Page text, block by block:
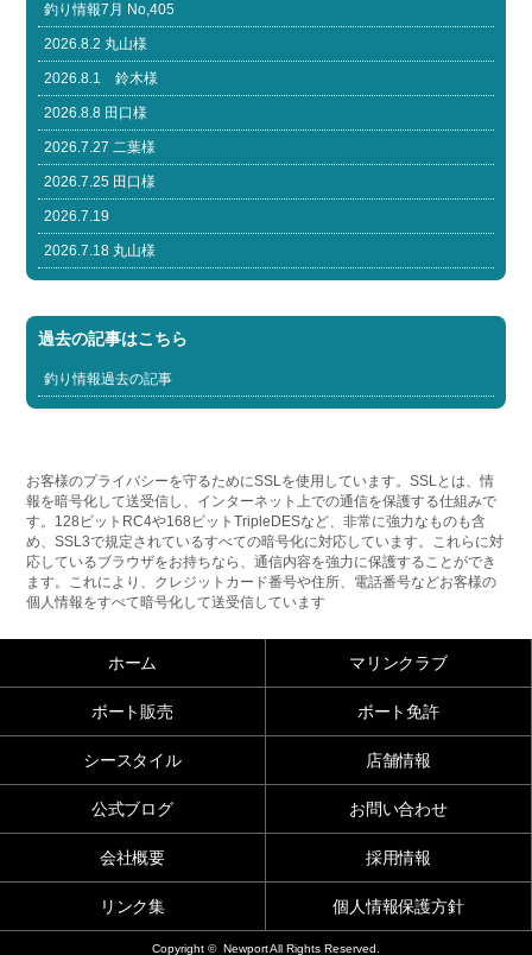
釣り情報7月 No,405
2026.8.2 丸山様
2026.8.1 鈴木様
2026.8.8 田口様
2026.7.27 二葉様
2026.7.25 田口様
2026.7.19
2026.7.18 丸山様
過去の記事はこちら
釣り情報過去の記事
お客様のプライバシーを守るためにSSLを使用しています。SSLとは、情
報を暗号化して送受信し、インターネット上での通信を保護する仕組みで
す。128ビットRC4や168ビットTripleDESなど、非常に強力なものも含
め、SSL3で規定されているすべての暗号化に対応しています。これらに対
応しているブラウザをお持ちなら、通信内容を強力に保護することができ
ます。これにより、クレジットカード番号や住所、電話番号などお客様の
個人情報をすべて暗号化して送受信しています
ホーム マリンクラブ
ボート販売 ボート免許
シースタイル 店舗情報
公式ブログ お問い合わせ
会社概要 採用情報
リンク集 個人情報保護方針
Copyright © Newport All Rights Reserved.